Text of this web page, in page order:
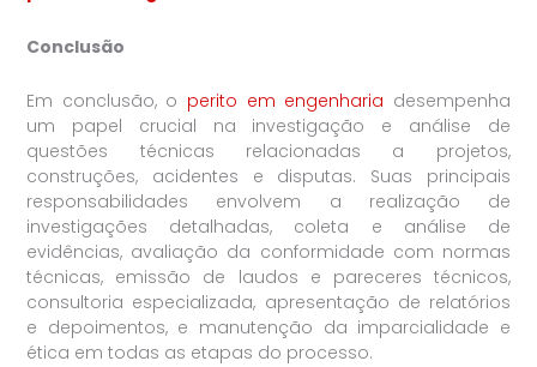
Conclusão
Em conclusão, o perito em engenharia desempenha
um papel crucial na investigação e análise de
questões técnicas relacionadas a projetos,
construções, acidentes e disputas. Suas principais
responsabilidades envolvem a realização de
investigações detalhadas, coleta e análise de
evidências, avaliação da conformidade com normas
técnicas, emissão de laudos e pareceres técnicos,
consultoria especializada, apresentação de relatórios
e depoimentos, e manutenção da imparcialidade e
ética em todas as etapas do processo.